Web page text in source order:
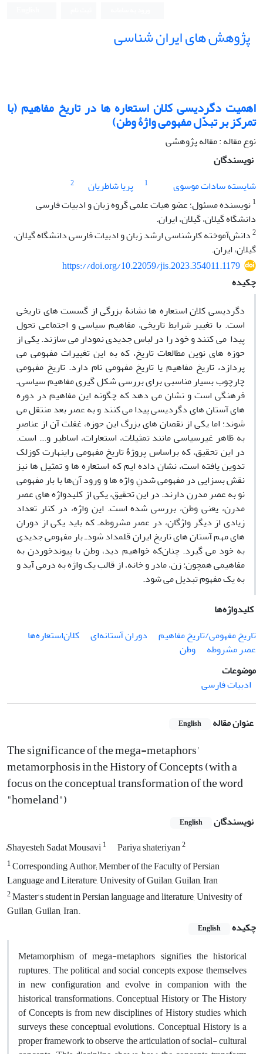
پژوهش های ایران شناسی
اهمیت دگردیسی کلان استعاره ها در تاریخ مفاهیم (با
تمرکز بر تبدّل مفهومی واژۀ وطن)
نوع مقاله : مقاله پژوهشی
نویسندگان
شایسته سادات موسوی
1 پریا شاطریان
2
1نویسنده مسئول؛ عضو هیات علمی گروه زبان و ادبیات فارسی
دانشگاه گیلان، گیلان، ایران.
2دانش‌آموخته کارشناسی ارشد زبان و ادبیات فارسی دانشگاه گیلان،
گیلان، ایران.
https://doi.org/10.22059/jis.2023.354011.1179
چکیده
دگردیسی کلان ‏استعاره ‏ها نشانۀ بزرگی از گسست‏ های تاریخی
است. با تغییر شرایط تاریخی، مفاهیم سیاسی و اجتماعی تحول
پیدا می کنند و خود را در لباس جدیدی نمودار می ‏سازند. یکی از
حوزه‏ های نوین مطالعات تاریخ، که به این تغییرات مفهومی می
‏پردازد، تاریخ مفاهیم یا تاریخ مفهومی نام دارد. تاریخ مفهومی
چارچوب بسیار مناسبی برای بررسی شکل ‏گیری مفاهیم سیاسی‌ـ
فرهنگی است و نشان می‏ دهد که چگونه این مفاهیم در دوره‏
های آستان ه‏ای دگردیسی پیدا می‏ کنند و به عصر بعد منتقل می
‏شوند؛ اما یکی از نقصان‏ های بزرگ این حوزه، غفلت آن از عناصرِ
به ‏ظاهر غیرسیاسی مانند تمثیلات، استعارات، اساطیر و... است.
در این تحقیق، که بر‌اساس پروژۀ تاریخ مفهومی راینهارت کوزلک
تدوین یافته است، نشان داده ‏ایم که استعاره ‏ها و تمثیل ‏ها نیز
نقش بسزایی در مفهومی ‏شدنِ واژه‏ ها و ورود آن‌ها با بار مفهومی
نو به عصر مدرن دارند. در این تحقیق، یکی از کلید‏واژه‏ های عصر
مدرن، یعنی وطن، بررسی شده است. این واژه، در کنار تعداد
زیادی از دیگر واژگان، در عصر مشروطه‌ـ که باید یکی از دوران
‏های مهم آستان ه‏ای تاریخ ایران قلمداد شودـ بار مفهومی جدیدی
به خود می ‏گیرد. چنان‌که خواهیم دید، وطن با پیوند‌خوردن به
مفاهیمی همچون: زن، مادر و خانه، از قالب یک واژه به در‌می ‏آید و
به یک مفهوم تبدیل می‏ شود.
کلیدواژه‌ها
تاریخ مفهومی/تاریخ مفاهیم
دوران آستانه‌ای
کلان‌استعاره‌ها
عصر مشروطه
وطن
موضوعات
ادبیات فارسی
عنوان مقاله English
The significance of the mega-metaphors'
metamorphosis in the History of Concepts (with a
focus on the conceptual transformation of the word
"homeland")
نویسندگان English
ُShayesteh Sadat Mousavi1 Pariya shateriyan2
1Corresponding Author; Member of the Faculty of Persian
Language and Literature, Univesity of Guilan, Guilan, Iran
2Master's student in Persian language and literature, Univesity of
Guilan, Guilan, Iran.
چکیده
English
Metamorphism of mega-metaphors signifies the historical
ruptures. The political and social concepts expose themselves
in new configuration and evolve in companion with the
historical transformations. Conceptual History or The History
of Concepts is from new disciplines of History studies which
surveys these conceptual evolutions. Conceptual History is a
proper framework to observe the articulation of social- cultural